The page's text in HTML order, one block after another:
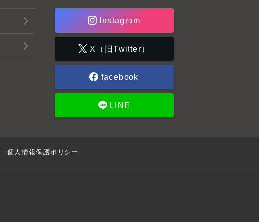
Instagram
X（旧Twitter）
facebook
LINE
個人情報保護ポリシー